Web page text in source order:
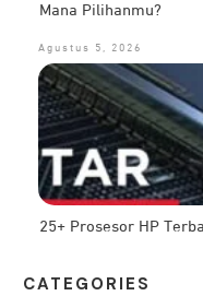
Mana Pilihanmu?
Agustus 5, 2026
25+ Prosesor HP
CATEG ORIES